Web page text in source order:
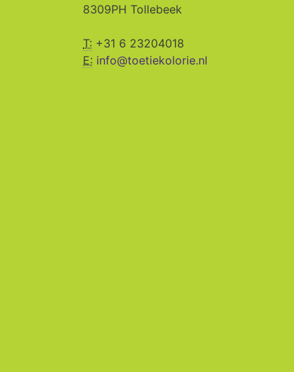
8309PH Tollebeek
T: +31 6 23204018
E: info@toetiekolorie.nl